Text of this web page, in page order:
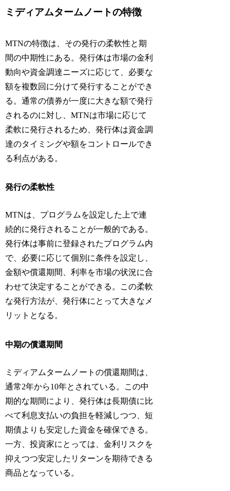
ミディアムタームノートの特徴
MTNの特徴は、その発行の柔軟性と期
間の中期性にある。発行体は市場の金利
動向や資金調達ニーズに応じて、必要な
額を複数回に分けて発行することができ
る。通常の債券が一度に大きな額で発行
されるのに対し、MTNは市場に応じて
柔軟に発行されるため、発行体は資金調
達のタイミングや額をコントロールでき
る利点がある。
発行の柔軟性
MTNは、プログラムを設定した上で連
続的に発行されることが一般的である。
発行体は事前に登録されたプログラム内
で、必要に応じて個別に条件を設定し、
金額や償還期間、利率を市場の状況に合
わせて決定することができる。この柔軟
な発行方法が、発行体にとって大きなメ
リットとなる。
中期の償還期間
ミディアムタームノートの償還期間は、
通常2年から10年とされている。この中
期的な期間により、発行体は長期債に比
べて利息支払いの負担を軽減しつつ、短
期債よりも安定した資金を確保できる。
一方、投資家にとっては、金利リスクを
抑えつつ安定したリターンを期待できる
商品となっている。